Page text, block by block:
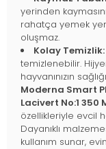
yerinden
rahatça yemek
oluşmaz.
Kolay Temizlik:
temizlenebilir.
hayvanınızın
Moderna Smart
Lacivert No:1 350
özellikleriyle evcil
Dayanıklı
kullanım sunar,